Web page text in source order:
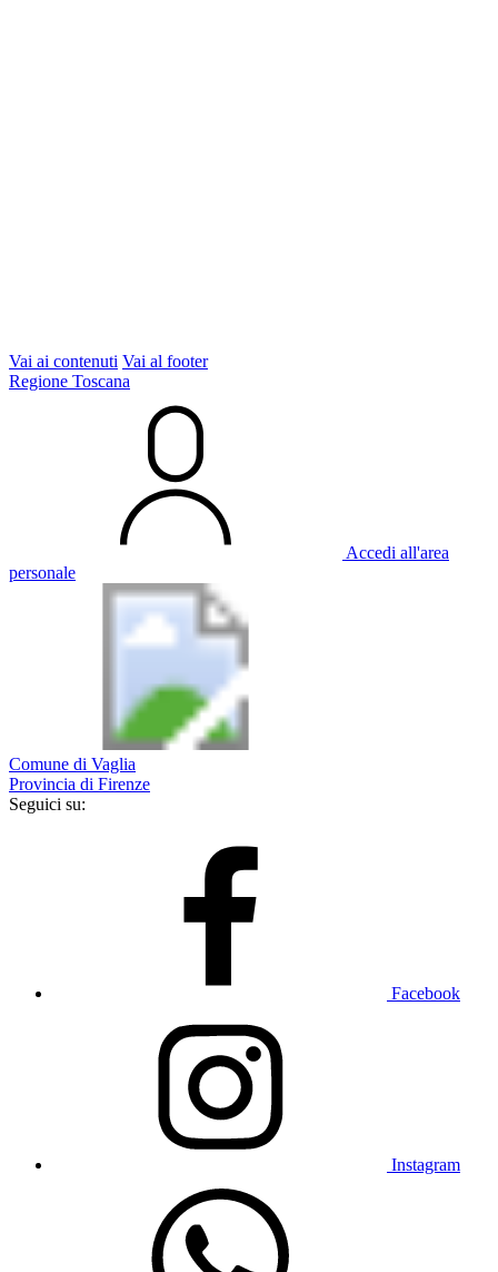
Vai ai contenuti Vai al footer
Regione Toscana
Accedi all'area
personale
Comune di Vaglia
Provincia di Firenze
Seguici su:
Facebook
Instagram